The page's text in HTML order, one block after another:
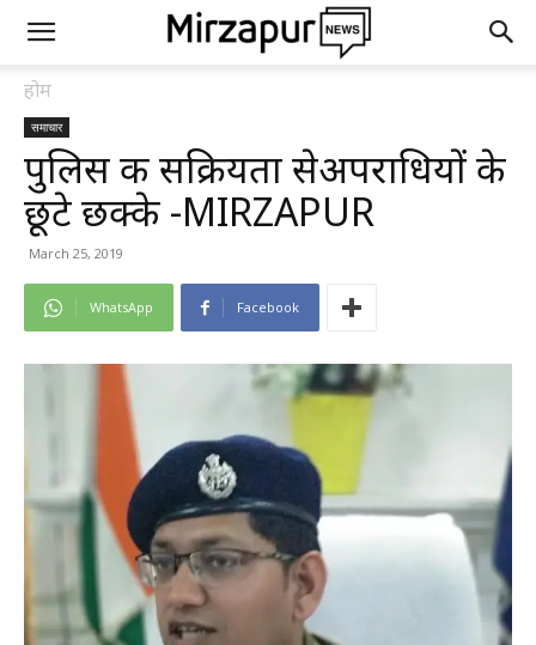
होम
समाचार
पुलिस की सक्रियता सेअपराधियों के
छूटे छक्के -MIRZAPUR
March 25, 2019
WhatsApp Facebook